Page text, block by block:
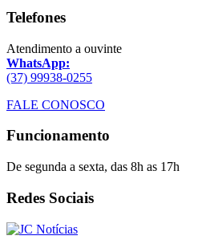
Telefones
Atendimento a ouvinte
WhatsApp:
(37) 99938-0255
FALE CONOSCO
Funcionamento
De segunda a sexta, das 8h as 17h
Redes Sociais